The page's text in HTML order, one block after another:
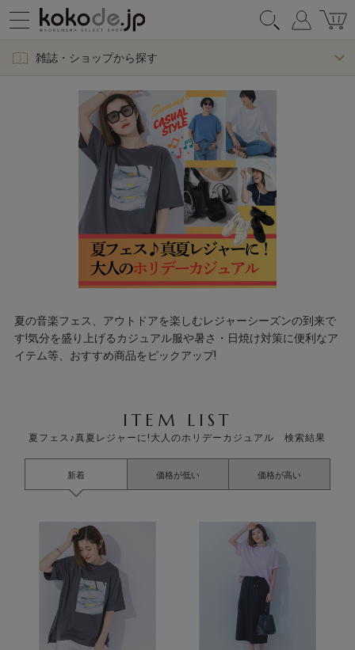
雑誌・ショップから探す
夏の音楽フェス、アウトドアを楽しむレジャーシーズンの到来で
す!気分を盛り上げるカジュアル服や暑さ・日焼け対策に便利なア
イテム等、おすすめ商品をピックアップ!
ITEM LIST
夏フェス♪真夏レジャーに!大人のホリデーカジュアル 検索結果
新着 価格が低い 価格が高い